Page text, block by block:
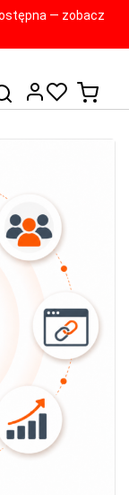
— zobacz
Szukaj
Mój